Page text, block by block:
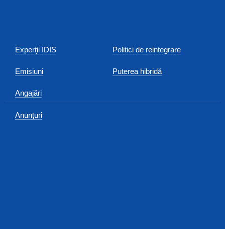
Experţii IDIS
Emisiuni
Angajări
Anunțuri
Politici de reintegrare
Puterea hibridă